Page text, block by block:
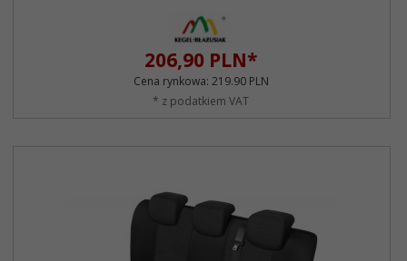
206,90 PLN*
Cena rynkowa: 219.90 PLN
* z podatkiem VAT